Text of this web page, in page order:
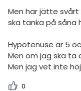
Men har jätte
ska tänka på såna
Hypotenuse är 5
Men om jag ska ta
Men jag vet inte
0
(mattedelen)
diskussioner
ämnen